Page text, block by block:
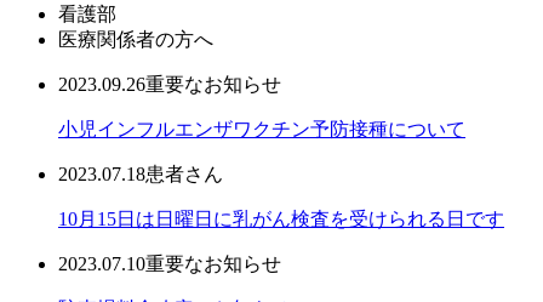
看護部
医療関係者の方へ
2023.09.26重要なお知らせ
小児インフルエンザワクチン予防接種について
2023.07.18患者さん
10月15日は日曜日に乳がん検査を受けられる日です
2023.07.10重要なお知らせ